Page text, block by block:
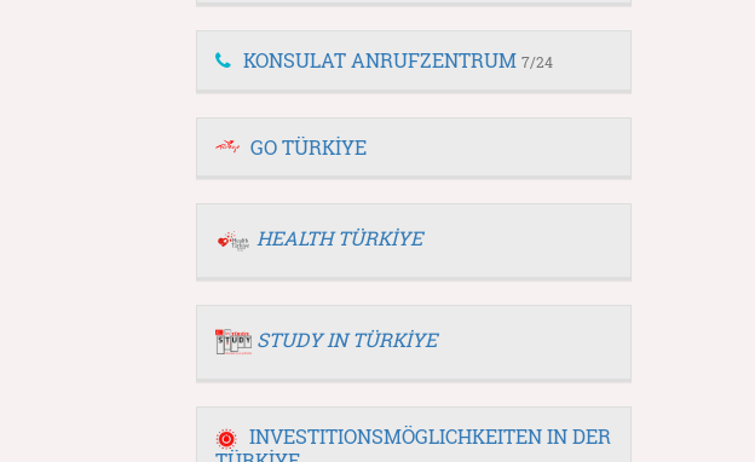
KONSULAT ANRUFZENTRUM 7/24
GO TÜRKİYE
HEALTH TÜRKİYE
STUDY IN TÜRKİYE
INVESTITIONSMÖGLICHKEITEN IN DER